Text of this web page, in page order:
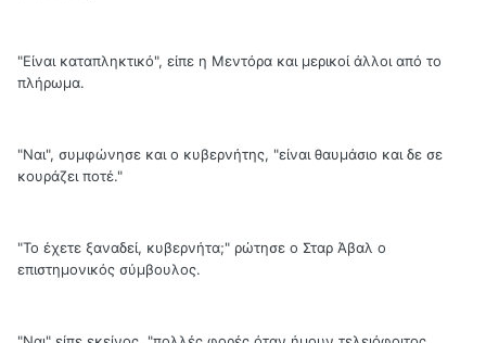
"Είναι καταπληκτικό", είπε η Μεντόρα και μερικοί άλλοι από το
πλήρωμα.
"Ναι", συμφώνησε και ο κυβερνήτης, "είναι θαυμάσιο και δε σε
κουράζει ποτέ."
"Το έχετε ξαναδεί, κυβερνήτα;" ρώτησε ο Σταρ Άβαλ ο
επιστημονικός σύμβουλος.